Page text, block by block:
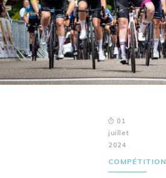
01
juillet
2024
COMPÉTITION